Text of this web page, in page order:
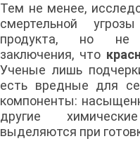
Тем не менее,
смертельной
продукта, но не
заключения, что
Ученые лишь
есть вредные для
компоненты:
другие
выделяются при